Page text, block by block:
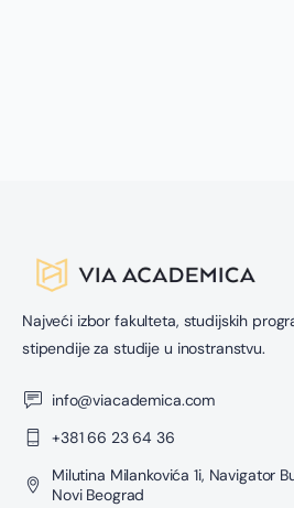
Najveći izbor fakulteta, studijskih
stipendije za studije u inostranstvu.
info@viacademica.com
+381 66 23 64 36
Milutina Milankovića 1i, Navigator
Novi Beograd